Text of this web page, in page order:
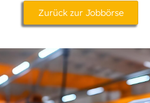
Zurück zur Jobbörse